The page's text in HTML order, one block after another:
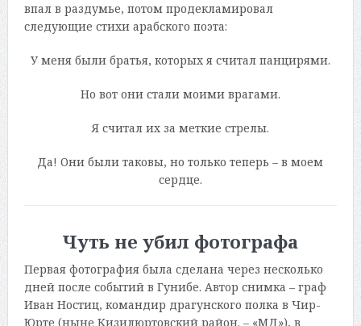
впал в раздумье, потом продекламировал
следующие стихи арабского поэта:
У меня были братья, которых я считал панцирями.
Но вот они стали моими врагами.
Я считал их за меткие стрелы.
Да! Они были таковы, но только теперь – в моем
сердце.
Чуть не убил фотографа
Первая фотография была сделана через несколько
дней после событий в Гунибе. Автор снимка – граф
Иван Ностиц, командир драгунского полка в Чир-
Юрте (ныне Кизилюртовский район. – «МД»), в